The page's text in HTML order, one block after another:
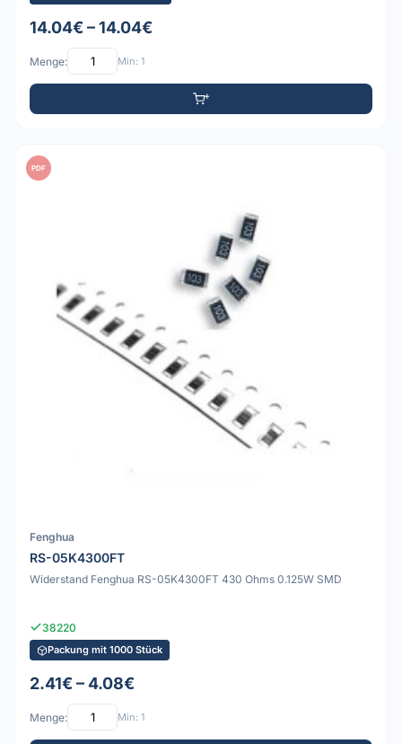
14.04€ – 14.04€
Menge: Min: 1
PDF
Fenghua
RS-05K4300FT
Widerstand Fenghua RS-05K4300FT 430 Ohms 0.125W SMD
38220
Packung mit 1000 Stück
2.41€ – 4.08€
Menge: Min: 1